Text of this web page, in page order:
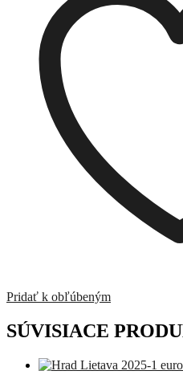
Pridať k obľúbeným
SÚVISIACE